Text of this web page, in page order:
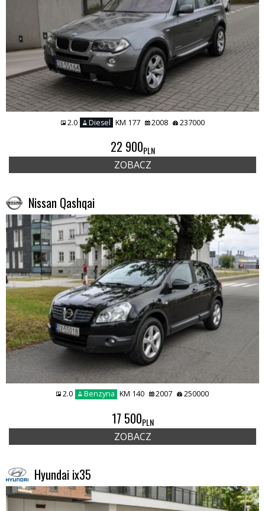
2.0 Diesel KM 177 2008 237000
22 900PLN
ZOBACZ
Nissan Qashqai
2.0 Benzyna KM 140 2007 250000
17 500PLN
ZOBACZ
Hyundai ix35